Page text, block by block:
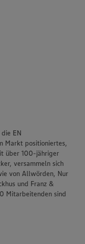
EN
Markt positioniertes,
über 100-jähriger
versammeln sich
von Allwörden, Nur
und Franz &
Mitarbeitenden sind